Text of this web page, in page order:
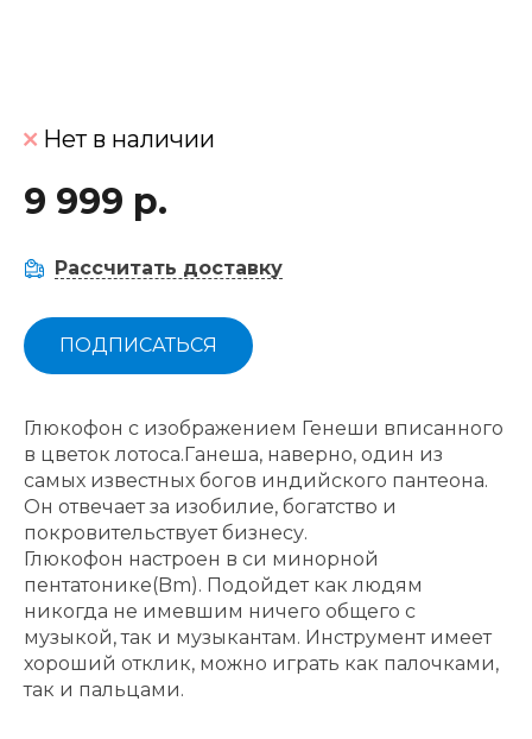
Нет в наличии
9 999 р.
Рассчитать доставку
ПОДПИСАТЬСЯ
Глюкофон с изображением Генеши вписанного
в цветок лотоса.Ганеша, наверно, один из
самых известных богов индийского пантеона.
Он отвечает за изобилие, богатство и
покровительствует бизнесу.
Глюкофон настроен в си минорной
пентатонике(Bm). Подойдет как людям
никогда не имевшим ничего общего с
музыкой, так и музыкантам. Инструмент имеет
хороший отклик, можно играть как палочками,
так и пальцами.